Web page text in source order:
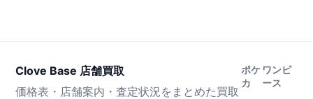
Clove Base 店舗買取
価格表・店舗案内・査定状況をまとめた買取
ポケ
カ
ワンピ
ース